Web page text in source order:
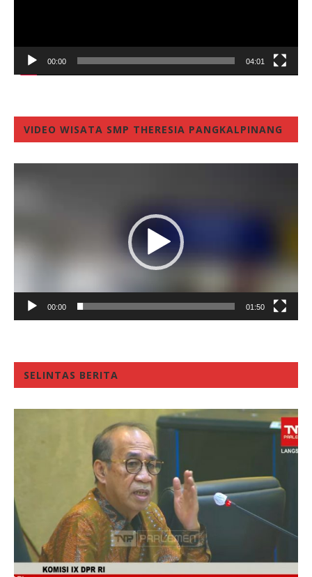
00:00 04:01
VIDEO WISATA SMP THERESIA PANGKALPINANG
00:00 01:50
SELINTAS BERITA